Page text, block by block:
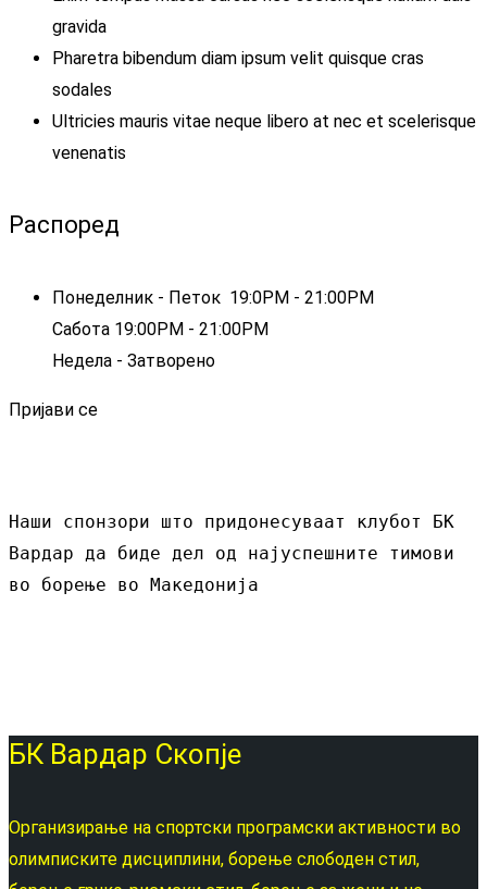
gravida
Pharetra bibendum diam ipsum velit quisque cras
sodales
Ultricies mauris vitae neque libero at nec et scelerisque
venenatis
Распоред
Понеделник - Петок 19:0PM - 21:00PM
Сабота 19:00PM - 21:00PM
Недела - Затворено
Пријави се
Наши спонзори што придонесуваат клубот БК
Вардар да биде дел од најуспешните тимови
во борење во Македонија
БК Вардар Скопје
Организирање на спортски програмски активности во
олимписките дисциплини, борење слободен стил,